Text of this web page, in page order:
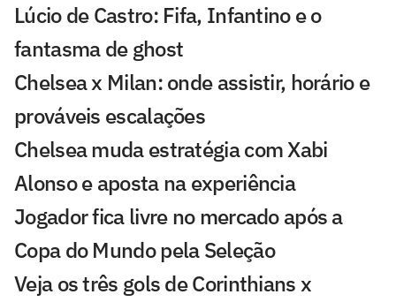
Lúcio de Castro: Fifa, Infantino e o
fantasma de ghost
Chelsea x Milan: onde assistir, horário e
prováveis escalações
Chelsea muda estratégia com Xabi
Alonso e aposta na experiência
Jogador fica livre no mercado após a
Copa do Mundo pela Seleção
Veja os três gols de Corinthians x